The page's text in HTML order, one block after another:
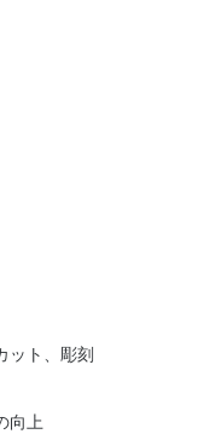
ット、彫刻
向上